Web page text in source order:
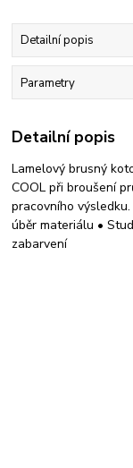
Detailní popis
Parametry
Detailní popis
Lamelový brusný
COOL při broušení
pracovního
úběr materiálu •
zabarvení